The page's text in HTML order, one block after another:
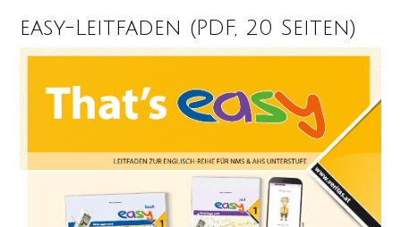
easy-Leitfaden (PDF, 20 Seiten)